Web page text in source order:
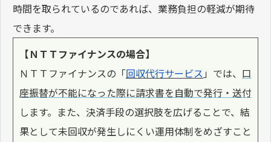
時間を取られているのであれば、業務負担の軽減が期待
できます。
【ＮＴＴファイナンスの場合】
ＮＴＴファイナンスの「回収代行サービス 」では、 口
座振替が不能になった際に請求書を自動で発行・送付
します。また、決済手段の選択肢を広げることで、結
果として未回収が発生しにくい運用体制をめざすこと